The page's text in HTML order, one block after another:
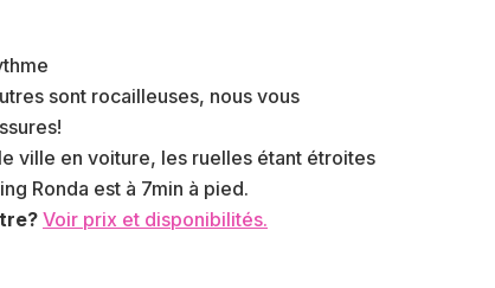
sont rocailleuses, nous vous
ville en voiture, les ruelles étant étroites
Ronda est à 7min à pied.
Voir prix et disponibilités.